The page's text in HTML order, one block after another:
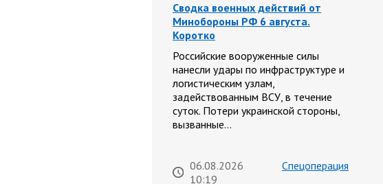
Сводка военных действий от
Минобороны РФ 6 августа.
Коротко
Российские вооруженные силы
нанесли удары по инфраструктуре и
логистическим узлам,
задействованным ВСУ, в течение
суток. Потери украинской стороны,
вызванные…
06.08.2026
10:19
Спецоперация